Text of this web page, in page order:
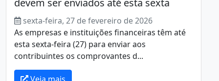
devem ser enviados até esta sexta
sexta-feira, 27 de fevereiro de 2026
As empresas e instituições financeiras têm até
esta sexta-feira (27) para enviar aos
contribuintes os comprovantes d...